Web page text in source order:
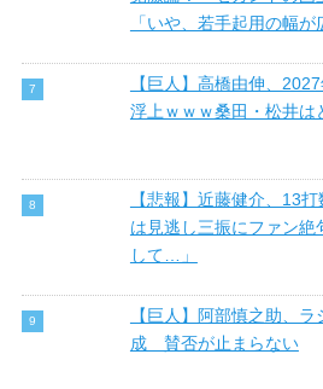
「いや、若手起用の幅
【巨人】高橋由伸、
浮上ｗｗｗ桑田・松井は
【悲報】近藤健介、13
は見逃し三振にファン絶
して…」
【巨人】阿部慎之助、
成 賛否が止まらない